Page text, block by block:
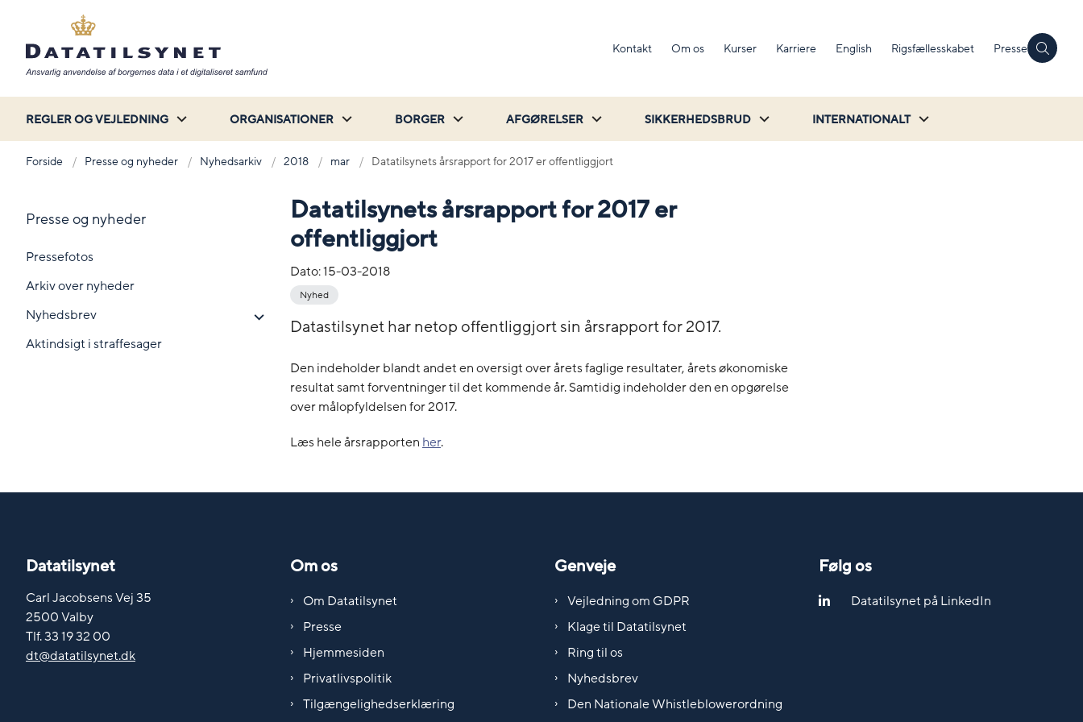
Kontakt Om os Kurser Karriere English Rigsfællesskabet Presse
REGLER OG VEJLEDNING ORGANISATIONER BORGER AFGØRELSER SIKKERHEDSBRUD INTERNATIONALT
Forside Presse og nyheder Nyhedsarkiv 2018 mar Datatilsynets årsrapport for 2017 er offentliggjort
Presse og nyheder
Pressefotos
Arkiv over nyheder
Nyhedsbrev
Aktindsigt i straffesager
Datatilsynets årsrapport for 2017 er
offentliggjort
Dato:15-03-2018
Nyhed
Datastilsynet har netop offentliggjort sin årsrapport for 2017.
Den indeholder blandt andet en oversigt over årets faglige resultater, årets økonomiske
resultat samt forventninger til det kommende år. Samtidig indeholder den en opgørelse
over målopfyldelsen for 2017.
Læs hele årsrapporten her.
Datatilsynet
Carl Jacobsens Vej 35
2500 Valby
Tlf. 33 19 32 00
dt@datatilsynet.dk
Om os
Om Datatilsynet
Presse
Hjemmesiden
Privatlivspolitik
Tilgængelighedserklæring
Genveje
Vejledning om GDPR
Klage til Datatilsynet
Ring til os
Nyhedsbrev
Den Nationale Whistleblowerordning
Følg os
Datatilsynet på LinkedIn